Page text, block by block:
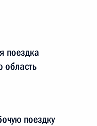
поездка
область
поездку